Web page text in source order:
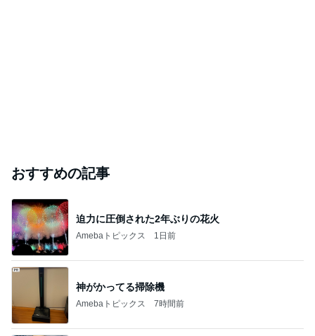
おすすめの記事
迫力に圧倒された2年ぶりの花火
Amebaトピックス 1日前
神がかってる掃除機
Amebaトピックス 7時間前